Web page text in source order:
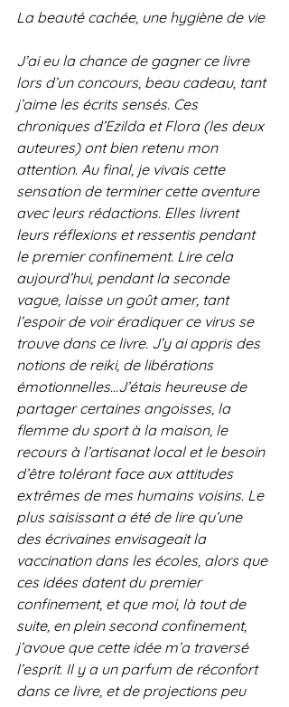
La beauté cachée, une hygiène de vie
J’ai eu la chance de gagner ce livre
lors d’un concours, beau cadeau, tant
j’aime les écrits sensés. Ces
chroniques d’Ezilda et Flora (les deux
auteures) ont bien retenu mon
attention. Au final, je vivais cette
sensation de terminer cette aventure
avec leurs rédactions. Elles livrent
leurs réflexions et ressentis pendant
le premier confinement. Lire cela
aujourd’hui, pendant la seconde
vague, laisse un goût amer, tant
l’espoir de voir éradiquer ce virus se
trouve dans ce livre. J’y ai appris des
notions de reiki, de libérations
émotionnelles…J’étais heureuse de
partager certaines angoisses, la
flemme du sport à la maison, le
recours à l’artisanat local et le besoin
d’être tolérant face aux attitudes
extrêmes de mes humains voisins. Le
plus saisissant a été de lire qu’une
des écrivaines envisageait la
vaccination dans les écoles, alors que
ces idées datent du premier
confinement, et que moi, là tout de
suite, en plein second confinement,
j’avoue que cette idée m’a traversé
l’esprit. Il y a un parfum de réconfort
dans ce livre, et de projections peu